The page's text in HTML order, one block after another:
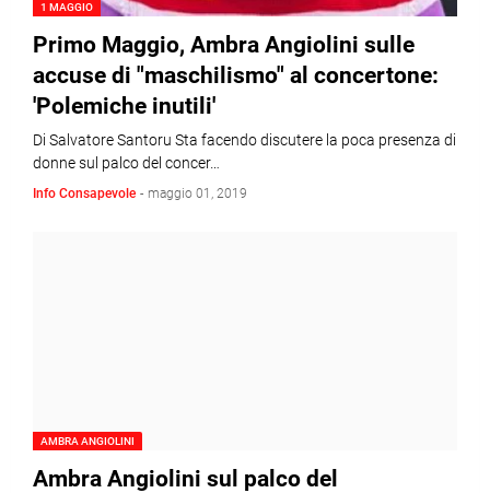
1 MAGGIO
Primo Maggio, Ambra Angiolini sulle
accuse di "maschilismo" al concertone:
'Polemiche inutili'
Di Salvatore Santoru Sta facendo discutere la poca presenza di
donne sul palco del concer…
Info Consapevole - maggio 01, 2019
AMBRA ANGIOLINI
Ambra Angiolini sul palco del